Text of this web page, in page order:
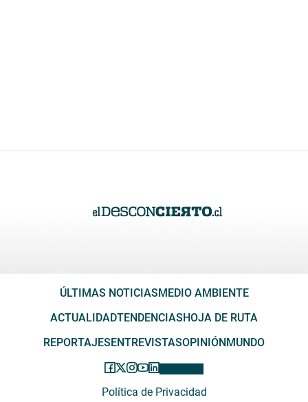
ÚLTIMAS NOTICIAS MEDIO AMBIENTE
ACTUALIDADTENDENCIAS HOJA DE RUTA
REPORTAJES ENTREVISTASOPINIÓN MUNDO
Política de Privacidad